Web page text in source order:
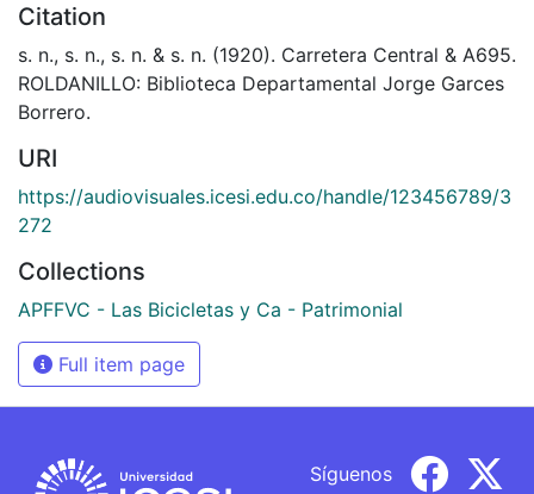
Citation
s. n., s. n., s. n. & s. n. (1920). Carretera Central & A695.
ROLDANILLO: Biblioteca Departamental Jorge Garces
Borrero.
URI
https://audiovisuales.icesi.edu.co/handle/123456789/3
272
Collections
APFFVC - Las Bicicletas y Ca - Patrimonial
Full item page
Síguenos